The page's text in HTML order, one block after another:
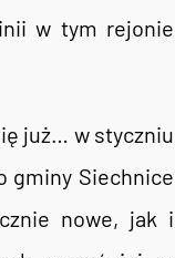
w tym rejonie
już… w styczniu
gminy Siechnice
nowe, jak i